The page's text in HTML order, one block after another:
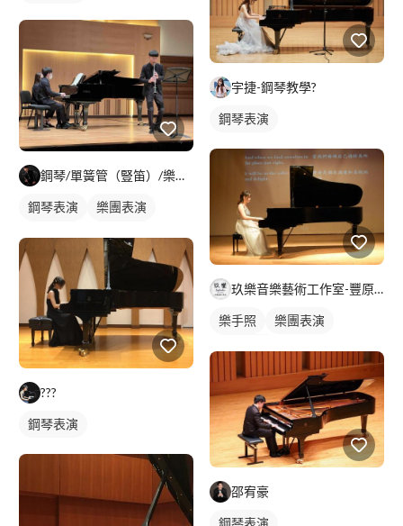
鋼琴/單簧管（豎笛）/樂理教學 - 簡璽恆
鋼琴表演
樂團表演
???
鋼琴表演
宇捷-鋼琴教學?
鋼琴表演
玖樂音樂藝術工作室-豐原教室(請直接填寫課程表單/加LINE
樂手照
樂團表演
邵宥豪